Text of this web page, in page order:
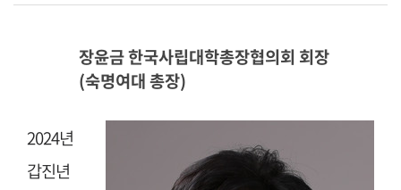
장윤금 한국사립대학총장협의회 회장
(숙명여대 총장)
2024년
갑진년